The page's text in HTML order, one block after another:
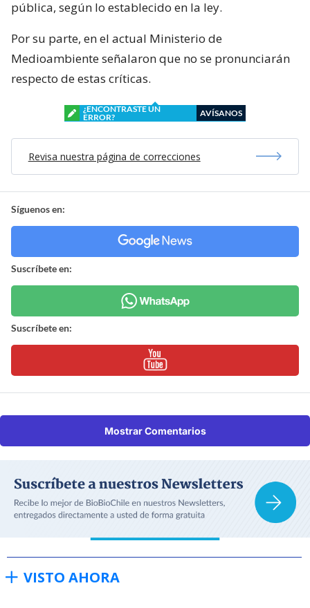
pública, según lo establecido en la ley.
Por su parte, en el actual Ministerio de
Medioambiente señalaron que no se pronunciarán
respecto de estas críticas.
¿ENCONTRASTE UN
ERROR?
AVÍSANOS
Revisa nuestra página de correcciones
Síguenos en:
Suscríbete en:
Suscríbete en:
Mostrar Comentarios
VISTO AHORA